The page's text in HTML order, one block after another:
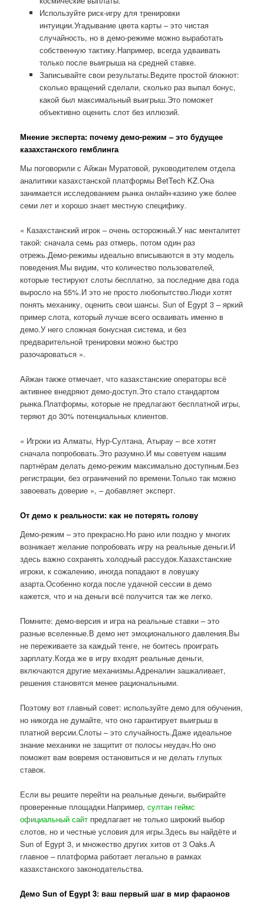
Используйте риск-игру для тренировки
интуиции.Угадывание цвета карты – это чистая
случайность, но в демо-режиме можно выработать
собственную тактику.Например, всегда удваивать
только после выигрыша на средней ставке.
Записывайте свои результаты.Ведите простой блокнот:
сколько вращений сделали, сколько раз выпал бонус,
какой был максимальный выигрыш.Это поможет
объективно оценить слот без иллюзий.
Мнение эксперта: почему демо-режим – это будущее
казахстанского гемблинга
Мы поговорили с Айжан Муратовой, руководителем отдела
аналитики казахстанской платформы BetTech KZ.Она
занимается исследованием рынка онлайн-казино уже более
семи лет и хорошо знает местную специфику.
« Казахстанский игрок – очень осторожный.У нас менталитет
такой: сначала семь раз отмерь, потом один раз
отрежь.Демо-режимы идеально вписываются в эту модель
поведения.Мы видим, что количество пользователей,
которые тестируют слоты бесплатно, за последние два года
выросло на 55%.И это не просто любопытство.Люди хотят
понять механику, оценить свои шансы. Sun of Egypt 3 – яркий
пример слота, который лучше всего осваивать именно в
демо.У него сложная бонусная система, и без
предварительной тренировки можно быстро
разочароваться ».
Айжан также отмечает, что казахстанские операторы всё
активнее внедряют демо-доступ.Это стало стандартом
рынка.Платформы, которые не предлагают бесплатной игры,
теряют до 30% потенциальных клиентов.
« Игроки из Алматы, Нур-Султана, Атырау – все хотят
сначала попробовать.Это разумно.И мы советуем нашим
партнёрам делать демо-режим максимально доступным.Без
регистрации, без ограничений по времени.Только так можно
завоевать доверие », – добавляет эксперт.
От демо к реальности: как не потерять голову
Демо-режим – это прекрасно.Но рано или поздно у многих
возникает желание попробовать игру на реальные деньги.И
здесь важно сохранять холодный рассудок.Казахстанские
игроки, к сожалению, иногда попадают в ловушку
азарта.Особенно когда после удачной сессии в демо
кажется, что и на деньги всё получится так же легко.
Помните: демо-версия и игра на реальные ставки – это
разные вселенные.В демо нет эмоционального давления.Вы
не переживаете за каждый тенге, не боитесь проиграть
зарплату.Когда же в игру входят реальные деньги,
включаются другие механизмы.Адреналин зашкаливает,
решения становятся менее рациональными.
Поэтому вот главный совет: используйте демо для обучения,
но никогда не думайте, что оно гарантирует выигрыш в
платной версии.Слоты – это случайность.Даже идеальное
знание механики не защитит от полосы неудач.Но оно
поможет вам вовремя остановиться и не делать глупых
ставок.
Если вы решите перейти на реальные деньги, выбирайте
проверенные площадки.Например,султан геймс
официальный сайт предлагает не только широкий выбор
слотов, но и честные условия для игры.Здесь вы найдёте и
Sun of Egypt 3, и множество других хитов от 3 Oaks.А
главное – платформа работает легально в рамках
казахстанского законодательства.
Демо Sun of Egypt 3: ваш первый шаг в мир фараонов